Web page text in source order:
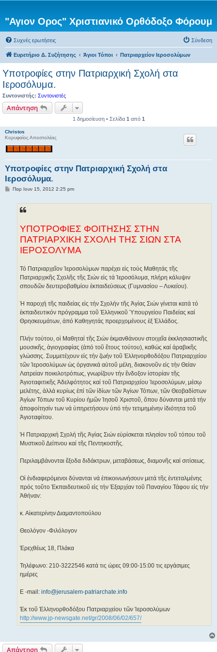
"Αγιον Ορος" Χριστιανικό Ορθόδοξο Φόρουμ
Συχνές ερωτήσεις Σύνδεση
Ευρετήριο Δ. Συζήτησης Άγιοι Τόποι Πατριαρχείον Ιεροσολύμων
Υποτροφίες στην Πατριαρχική Σχολή στα
Ιεροσόλυμα.
Συντονιστής: Συντονιστές
Απάντηση
1 δημοσίευση • Σελίδα 1 από 1
Christos
Κορυφαίος Αποστολέας
Υποτροφίες στην Πατριαρχική Σχολή στα
Ιεροσόλυμα.
ΔΠαρ Ιουν 15, 2012 2:25 pm
ΥΠΟΤΡΟΦΙΕΣ ΦΟΙΤΗΣΗΣ ΣΤΗΝ
ΠΑΤΡΙΑΡΧΙΚΗ ΣΧΟΛΗ ΤΗΣ ΣΙΩΝ ΣΤΑ
ΙΕΡΟΣΟΛΥΜΑ
Τό Πατριαρχεῖον Ἱεροσολύμων παρέχει εἰς τούς Μαθητάς τῆς
Πατριαρχικῆς Σχολῆς τῆς Σιών εἰς τά Ἱεροσόλυμα, πλήρη κάλυψιν
σπουδῶν δευτεροβαθμίου ἐκπαιδεύσεως (Γυμνασίου – Λυκείου).
Ἡ παροχή τῆς παιδείας εἰς τήν Σχολήν τῆς Ἁγίας Σιών γίνεται κατά τό
ἐκπαιδευτικόν πρόγραμμα τοῦ Ἑλληνικοῦ Ὑπουργείου Παιδείας καί
Θρησκευμάτων, ἀπό Καθηγητάς προερχομένους ἐξ Ἑλλάδος.
Πλήν τούτου, οἱ Μαθηταί τῆς Σιών ἐκμανθάνουν στοιχεῖα ἐκκλησιαστικῆς
μουσικῆς, ἁγιογραφίας (ἀπό τοῦ ἔτους τούτου), καθώς καί ἀραβικῆς
γλώσσης. Συμμετέχουν εἰς τήν ζωήν τοῦ Ἑλληνορθοδόξου Πατριαρχείου
τῶν Ἱεροσολύμων ὡς ὀργανικά αὐτοῦ μέλη, διακονοῦν εἰς τήν Θείαν
Λατρείαν ποικιλοτρόπως, γνωρίζουν τήν ἔνδοξον ἱστορίαν τῆς
Ἁγιοταφιτικῆς Ἀδελφότητος καί τοῦ Πατριαρχείου Ἱεροσολύμων, μέσῳ
μελέτης, ἀλλά κυρίως ἐπί τῶν ἰδίων τῶν Ἁγίων Τόπων, τῶν Θεοβαδίστων
Ἁγίων Τόπων τοῦ Κυρίου ἡμῶν Ἰησοῦ Χριστοῦ, ὅπου δύνανται μετά τήν
ἀποφοίτησίν των νά ὑπηρετήσουν ὑπό τήν τετιμημένην ἰδιότητα τοῦ
Ἁγιοταφίτου.
Ἡ Πατριαρχική Σχολή τῆς Ἁγίας Σιών εὑρίσκεται πλησίον τοῦ τόπου τοῦ
Μυστικοῦ Δείπνου καί τῆς Πεντηκοστῆς.
Περιλαμβάνονται ἔξοδα διδάκτρων, μεταβάσεως, διαμονῆς καί σιτίσεως.
Οἱ ἐνδιαφερόμενοι δύνανται νά ἐπικοινωνήσουν μετά τῆς ἐντεταλμένης
πρός τοῦτο Ἐκπαιδευτικοῦ εἰς τήν Ἐξαρχίαν τοῦ Παναγίου Τάφου εἰς τήν
Ἀθήναν:
κ. Αἰκατερίνην Διαμαντοπούλου
Θεολόγον -Φιλόλογον
Ἐρεχθέως 18, Πλάκα
Τηλέφωνο: 210-3222546 κατά τις ώρες 09:00-15:00 τις εργάσιμες
ημέρες
Ε -mail: info@jerusalem-patriarchate.info
Ἐκ τοῦ Ἑλληνορθοδόξου Πατριαρχείου τῶν Ἱεροσολύμων
http://www.jp-newsgate.net/gr/2008/06/02/657/
Απάντηση